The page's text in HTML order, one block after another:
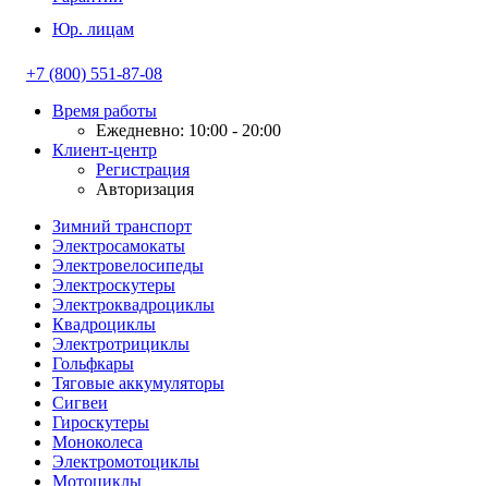
Юр. лицам
+7 (800) 551-87-08
Время работы
Ежедневно: 10:00 - 20:00
Клиент-центр
Регистрация
Авторизация
Зимний транспорт
Электросамокаты
Электровелосипеды
Электроскутеры
Электроквадроциклы
Квадроциклы
Электротрициклы
Гольфкары
Тяговые аккумуляторы
Сигвеи
Гироскутеры
Моноколеса
Электромотоциклы
Мотоциклы